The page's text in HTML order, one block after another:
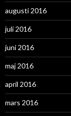
augusti 2016
juli 2016
juni 2016
maj 2016
april 2016
mars 2016